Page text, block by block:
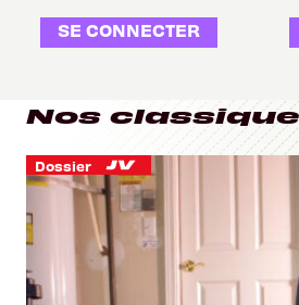
SE CONNECTER
Nos
Dossier